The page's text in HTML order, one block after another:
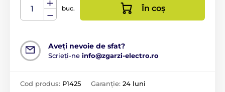
buc. În coș
Aveți nevoie de sfat?
Scrieți-ne info@zgarzi-electro.ro
Cod produs: P1425 Garanție: 24 luni